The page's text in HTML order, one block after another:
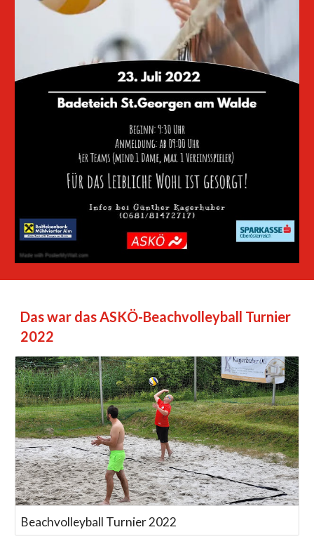
Das war das ASKÖ-Beachvolleyball Turnier
2022
Beachvolleyball Turnier 2022